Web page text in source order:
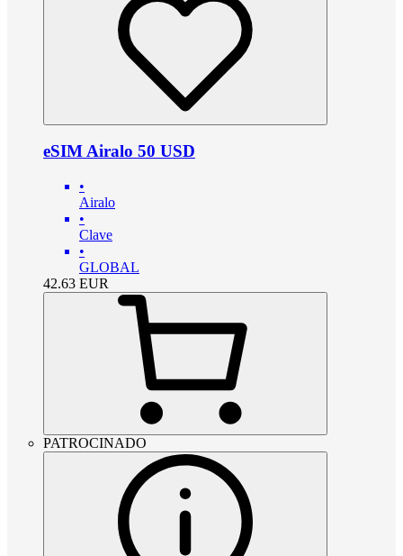
eSIM Airalo 50 USD
•
Airalo
•
Clave
•
GLOBAL
42.63 EUR
PATROCINADO